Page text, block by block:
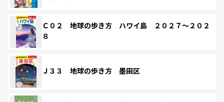
Ｃ０２ 地球の歩き方 ハワイ島 ２０２７～２０２
８
Ｊ３３ 地球の歩き方 墨田区